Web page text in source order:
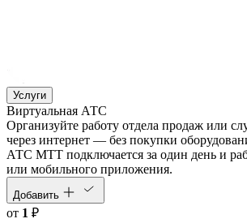
Услуги
Виртуальная АТС
Организуйте работу отдела продаж или
через интернет — без покупки
АТС МТТ подключается за один день и
или мобильного приложения.
Добавить
от 1 ₽